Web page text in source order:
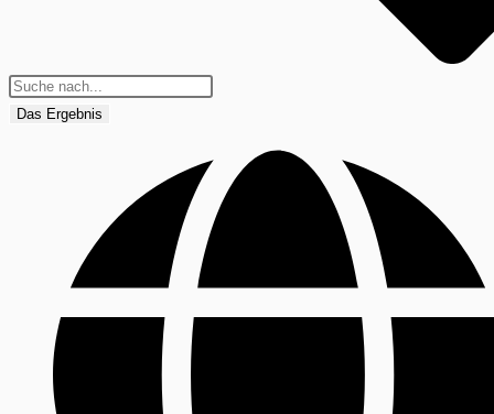
Das Ergebnis